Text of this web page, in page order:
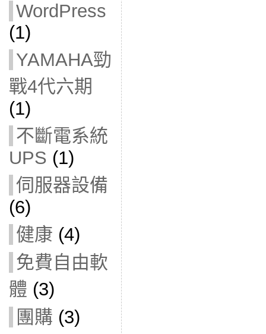
WordPress
(1)
YAMAHA勁
戰4代六期
(1)
不斷電系統
UPS (1)
伺服器設備
(6)
健康 (4)
免費自由軟
體 (3)
團購 (3)